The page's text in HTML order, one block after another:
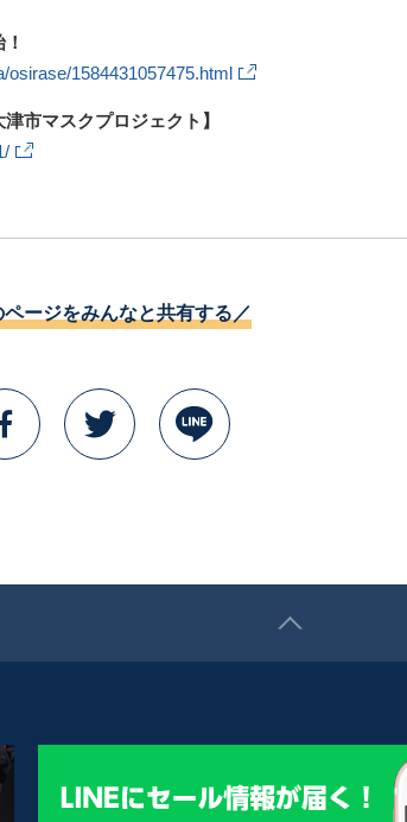
1584431057475.html
市マスクプロジェクト】
ページをみんなと共有する／